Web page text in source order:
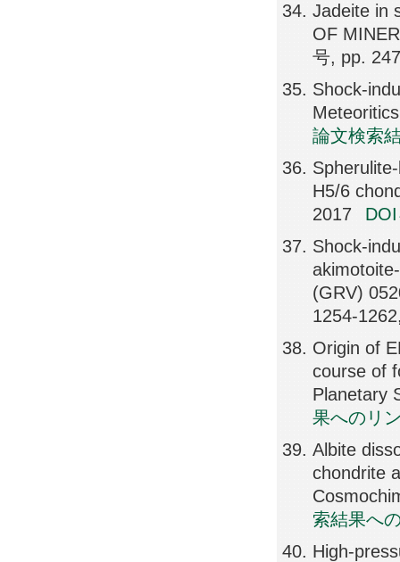
Jadeite in
OF
号, pp.
Shock-
論文検索
H5/6
2017
Shock-
(GRV)
1254-
Origin of
course of
Planetary
果へのリ
Albite
chondrite
索結果へ
High-